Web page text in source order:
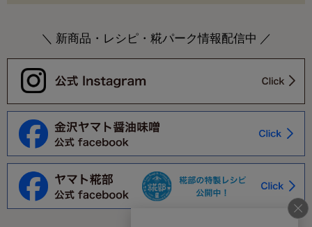
＼ 新商品・レシピ・糀パーク情報配信中 ／